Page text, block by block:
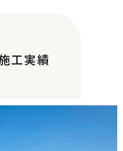
工実績